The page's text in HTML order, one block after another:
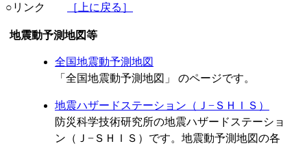
○リンク ［上に戻る］
震動予測地図等
全国地震動予測地図
「全国地震動予測地図」 のページです。
地震ハザードステーション（Ｊ−ＳＨＩＳ）
防災科学技術研究所の地震ハザードステーショ
ン（Ｊ−ＳＨＩＳ）です。地震動予測地図の各